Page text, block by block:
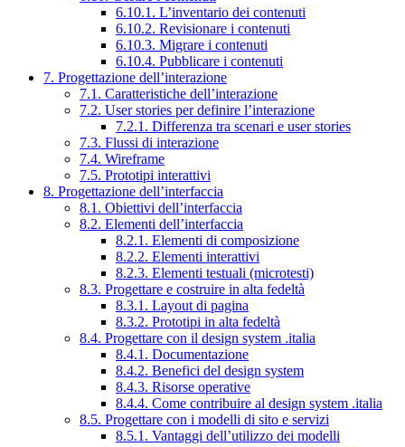
6.10.1. L’inventario dei contenuti
6.10.2. Revisionare i contenuti
6.10.3. Migrare i contenuti
6.10.4. Pubblicare i contenuti
7. Progettazione dell’interazione
7.1. Caratteristiche dell’interazione
7.2. User stories per definire l’interazione
7.2.1. Differenza tra scenari e user stories
7.3. Flussi di interazione
7.4. Wireframe
7.5. Prototipi interattivi
8. Progettazione dell’interfaccia
8.1. Obiettivi dell’interfaccia
8.2. Elementi dell’interfaccia
8.2.1. Elementi di composizione
8.2.2. Elementi interattivi
8.2.3. Elementi testuali (microtesti)
8.3. Progettare e costruire in alta fedeltà
8.3.1. Layout di pagina
8.3.2. Prototipi in alta fedeltà
8.4. Progettare con il design system .italia
8.4.1. Documentazione
8.4.2. Benefici del design system
8.4.3. Risorse operative
8.4.4. Come contribuire al design system .italia
8.5. Progettare con i modelli di sito e servizi
8.5.1. Vantaggi dell’utilizzo dei modelli